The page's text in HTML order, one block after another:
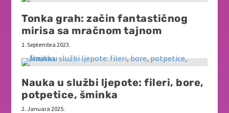
Tonka grah: začin fantastičnog
mirisa sa mračnom tajnom
1. Septembra 2023.
Nauka u službi ljepote: fileri, bore,
potpetice, šminka
2. Januara 2025.